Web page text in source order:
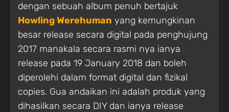
dengan sebuah album penuh bertajuk
Howling Werehuman yang kemungkinan
besar release secara digital pada penghujung
2017 manakala secara rasmi nya ianya
release pada 19 January 2018 dan boleh
diperolehi dalam format digital dan fizikal
copies. Gua andaikan ini adalah produk yang
dihasilkan secara DIY dan ianya release